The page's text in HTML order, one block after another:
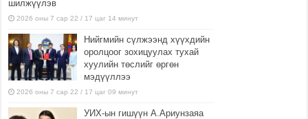
шилжүүлэв
2026 оны 7 сар 22 / 17 цаг 14 минут
Нийгмийн сүлжээнд хүүхдийн
оролцоог зохицуулах тухай
хуулийн төслийг өргөн
мэдүүллээ
2026 оны 7 сар 22 / 17 цаг 09 минут
УИХ-ын гишүүн А.Ариунзаяа